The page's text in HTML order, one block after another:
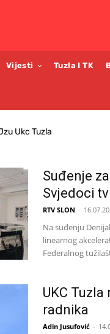
Vijesti Tuzla I TK
Ukc Tuzla
Suđenje
Svjedoci
RTV SLON -
Na suđenju
linearnog
Federalnog
UKC
radnika
Adin Jusufović -